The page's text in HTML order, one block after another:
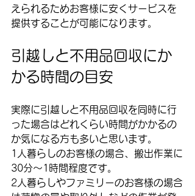
えられるためお客様に安くサービスを
提供することが可能になります。
引越しと不用品回収にか
かる時間の目安
実際に引越しと不用品回収を同時に行
った場合はどれくらい時間がかかるの
か気になる方も多いと思います。
1人暮らしのお客様の場合、搬出作業に
30分〜1時間程度です。
2人暮らしやファミリーのお客様の場合